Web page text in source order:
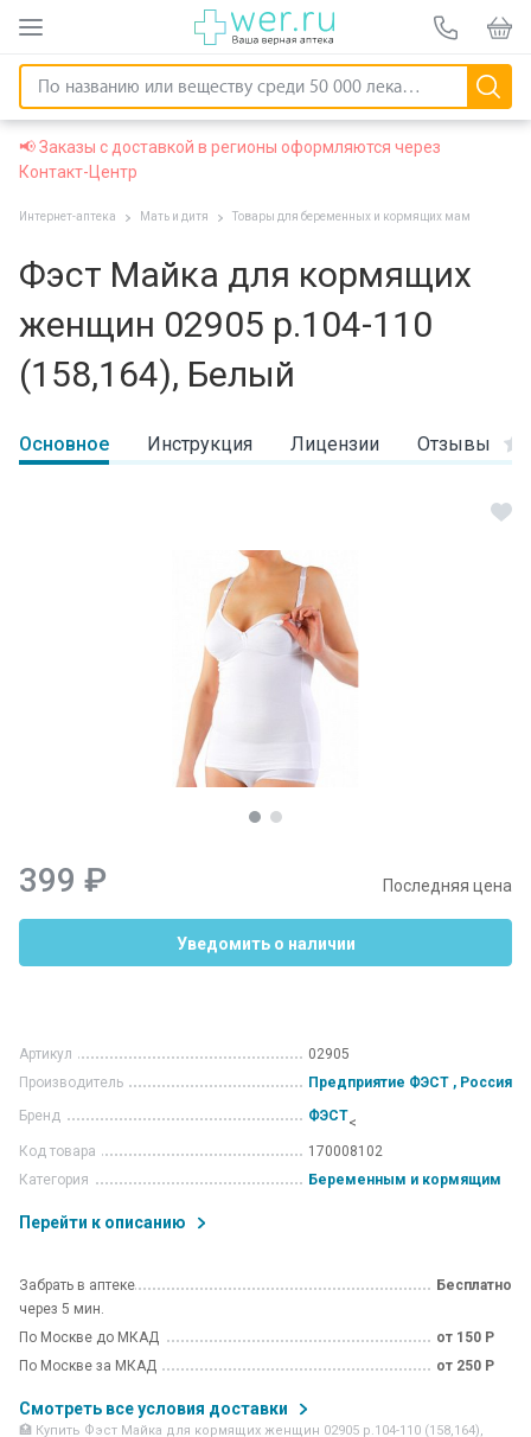
📢 Заказы с доставкой в регионы оформляются через
Контакт-Центр
Интернет-аптека Мать и дитя Товары для беременных и кормящих мам
Фэст Майка для кормящих
женщин 02905 р.104-110
(158,164), Белый
Основное Инструкция Лицензии Отзывы
399 ₽ Последняя цена
Уведомить о наличии
Артикул
02905
Производитель
Предприятие ФЭСТ , Россия
Бренд
ФЭСТ<
Код товара
170008102
Категория
Беременным и кормящим
Перейти к описанию
Забрать в аптеке
через 5 мин.
Бесплатно
По Москве до МКАД
от 150 Р
По Москве за МКАД
от 250 Р
Смотреть все условия доставки
🏥 Купить Фэст Майка для кормящих женщин 02905 р.104-110 (158,164),